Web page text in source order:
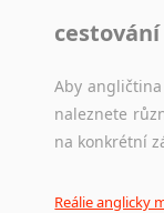
Aby
naleznete
na konkrétní
Reálie anglicky